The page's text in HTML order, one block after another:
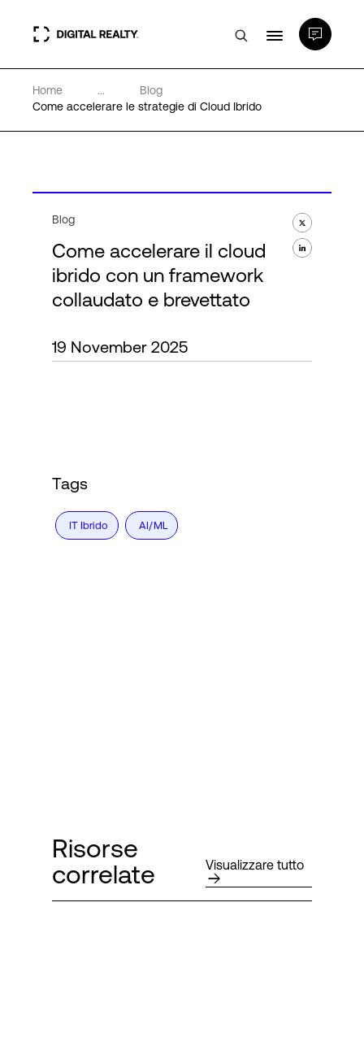
Data center
Competenze e Risorse
Chi Siamo
Language
Home ...
Blog
Come accelerare le strategie di Cloud Ibrido
Blog
Come accelerare il cloud
ibrido con un framework
collaudato e brevettato
19 November 2025
Tags
IT Ibrido AI/ML
Risorse
correlate
Visualizzare tutto